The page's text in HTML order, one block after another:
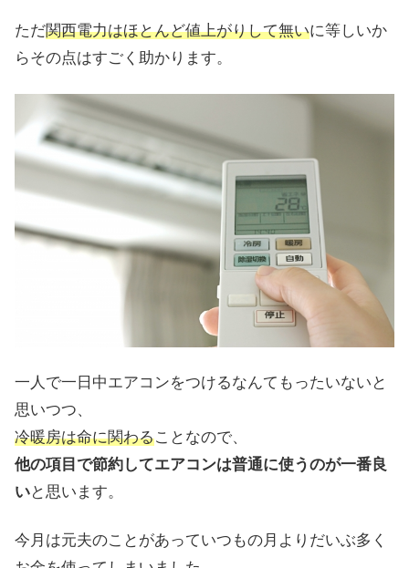
ただ関西電力はほとんど値上がりして無いに等しいか
らその点はすごく助かります。
一人で一日中エアコンをつけるなんてもったいないと
思いつつ、
冷暖房は命に関わることなので、
他の項目で節約してエアコンは普通に使うのが一番良
いと思います。
今月は元夫のことがあっていつもの月よりだいぶ多く